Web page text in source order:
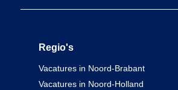
Regio's
Vacatures in Noord-Brabant
Vacatures in Noord-Holland